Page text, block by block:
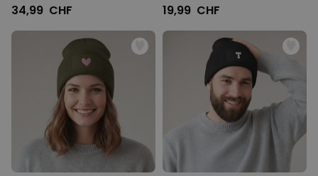
34,99 CHF 19,99 CHF